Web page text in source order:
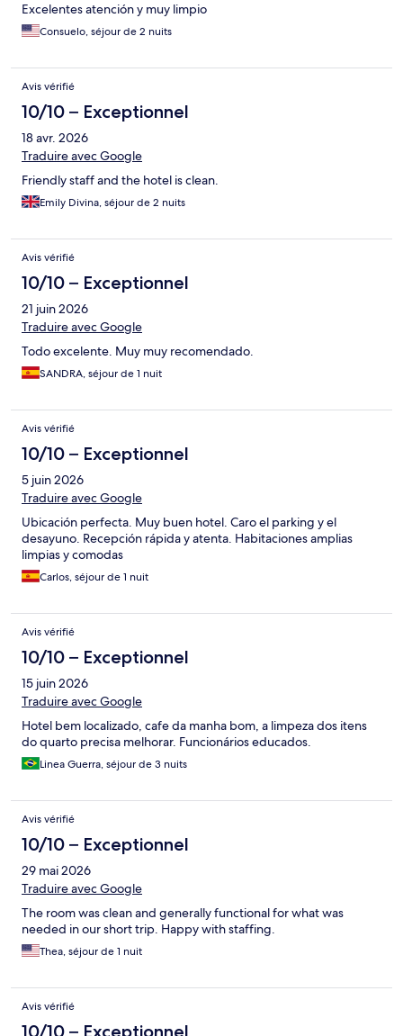
Excelentes atención y muy limpio
Consuelo, séjour de 2 nuits
Avis vérifié
10/10 – Exceptionnel
18 avr. 2026
Traduire avec Google
Friendly staff and the hotel is clean.
Emily Divina, séjour de 2 nuits
Avis vérifié
10/10 – Exceptionnel
21 juin 2026
Traduire avec Google
Todo excelente. Muy muy recomendado.
SANDRA, séjour de 1 nuit
Avis vérifié
10/10 – Exceptionnel
5 juin 2026
Traduire avec Google
Ubicación perfecta. Muy buen hotel. Caro el parking y el
desayuno. Recepción rápida y atenta. Habitaciones amplias
limpias y comodas
Carlos, séjour de 1 nuit
Avis vérifié
10/10 – Exceptionnel
15 juin 2026
Traduire avec Google
Hotel bem localizado, cafe da manha bom, a limpeza dos itens
do quarto precisa melhorar. Funcionários educados.
Linea Guerra, séjour de 3 nuits
Avis vérifié
10/10 – Exceptionnel
29 mai 2026
Traduire avec Google
The room was clean and generally functional for what was
needed in our short trip. Happy with staffing.
Thea, séjour de 1 nuit
Avis vérifié